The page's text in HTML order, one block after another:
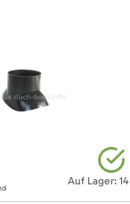
Auf Lager: 14